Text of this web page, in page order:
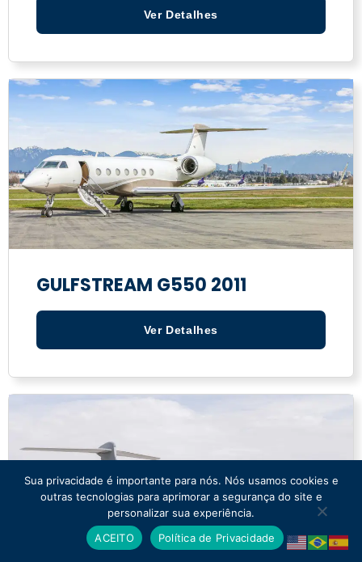
Ver Detalhes
GULFSTREAM G550 2011
Ver Detalhes
Sua privacidade é importante para nós. Nós usamos cookies e
outras tecnologias para aprimorar a segurança do site e
personalizar sua experiência.
ACEITO
Política de Privacidade